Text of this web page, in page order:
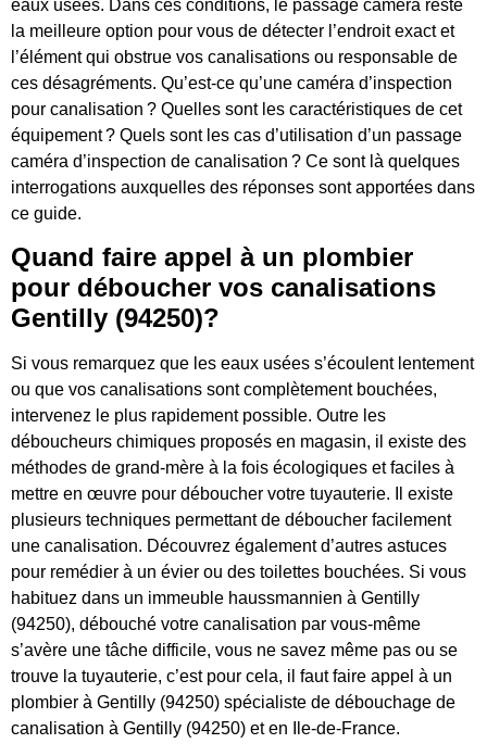
eaux usées. Dans ces conditions, le passage caméra reste
la meilleure option pour vous de détecter l’endroit exact et
l’élément qui obstrue vos canalisations ou responsable de
ces désagréments. Qu’est-ce qu’une caméra d’inspection
pour canalisation ? Quelles sont les caractéristiques de cet
équipement ? Quels sont les cas d’utilisation d’un passage
caméra d’inspection de canalisation ? Ce sont là quelques
interrogations auxquelles des réponses sont apportées dans
ce guide.
Quand faire appel à un plombier
pour déboucher vos canalisations
Gentilly (94250)?
Si vous remarquez que les eaux usées s’écoulent lentement
ou que vos canalisations sont complètement bouchées,
intervenez le plus rapidement possible. Outre les
déboucheurs chimiques proposés en magasin, il existe des
méthodes de grand-mère à la fois écologiques et faciles à
mettre en œuvre pour déboucher votre tuyauterie. Il existe
plusieurs techniques permettant de déboucher facilement
une canalisation. Découvrez également d’autres astuces
pour remédier à un évier ou des toilettes bouchées. Si vous
habituez dans un immeuble haussmannien à Gentilly
(94250), débouché votre canalisation par vous-même
s’avère une tâche difficile, vous ne savez même pas ou se
trouve la tuyauterie, c’est pour cela, il faut faire appel à un
plombier à Gentilly (94250) spécialiste de débouchage de
canalisation à Gentilly (94250) et en Ile-de-France.